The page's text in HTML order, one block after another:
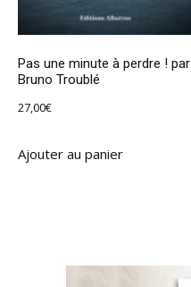
Pas une minute à perdre ! par
Bruno Troublé
27,00€
Ajouter au panier